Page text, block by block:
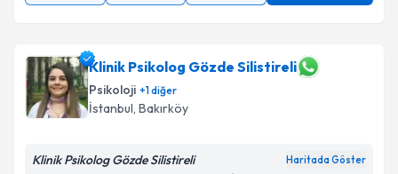
Klinik Psikolog Gözde Silistireli
Psikoloji +1diğer
İstanbul, Bakırköy
Klinik Psikolog Gözde Silistireli Haritada Göster